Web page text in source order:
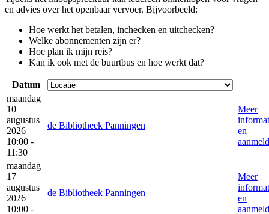
en advies over het openbaar vervoer. Bijvoorbeeld:
Hoe werkt het betalen, inchecken en uitchecken?
Welke abonnementen zijn er?
Hoe plan ik mijn reis?
Kan ik ook met de buurtbus en hoe werkt dat?
Datum
maandag
10
augustus
2026
10:00 -
11:30
de Bibliotheek Panningen
Meer
en
maandag
17
augustus
2026
10:00 -
de Bibliotheek Panningen
Meer
en